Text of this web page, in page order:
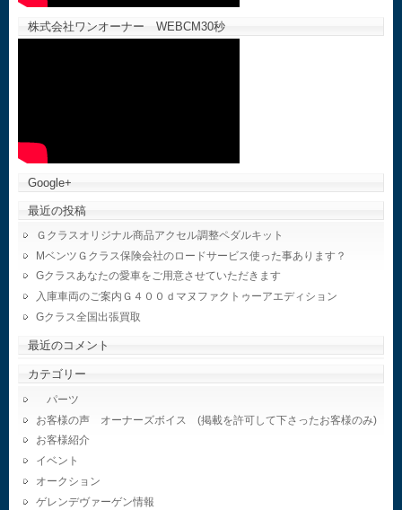
株式会社ワンオーナー WEBCM30秒
Google+
最近の投稿
Ｇクラスオリジナル商品アクセル調整ペダルキット
MベンツＧクラス保険会社のロードサービス使った事あります？
Gクラスあなたの愛車をご用意させていただきます
入庫車両のご案内Ｇ４００ｄマヌファクトゥーアエディション
Gクラス全国出張買取
最近のコメント
カテゴリー
パーツ
お客様の声 オーナーズボイス (掲載を許可して下さったお客様のみ)
お客様紹介
イベント
オークション
ゲレンデヴァーゲン情報